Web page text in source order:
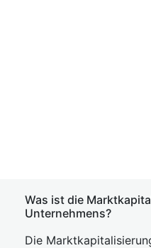
Was ist die
Unternehmens?
Die